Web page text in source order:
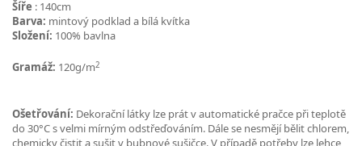
Šíře : 140cm
Barva: mintový podklad a bílá kvítka
Složení: 100% bavlna
Gramáž: 120g/m2
Ošetřování: Dekorační látky lze prát v automatické pračce při teplotě
do 30°C s velmi mírným odstřeďováním. Dále se nesmějí bělit chlorem,
chemicky čistit a sušit v bubnové sušičce. V případě potřeby lze lehce